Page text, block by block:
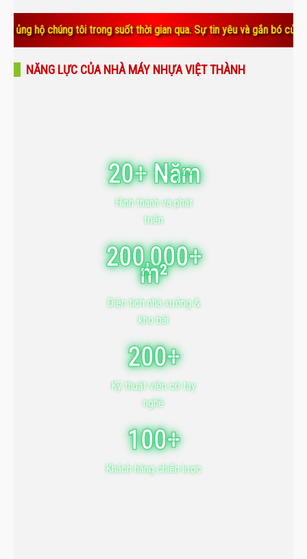
suốt thời gian qua. Sự tin yêu và gắn bó của quý vị chính
NĂNG LỰC CỦA NHÀ MÁY NHỰA VIỆT THÀNH
20+ Năm
Hình thành và phát
triển
200,000+
m²
Diện tích nhà xưởng &
kho bãi
200+
Kỹ thuật viên có tay
nghề
100+
Khách hàng chiến lược